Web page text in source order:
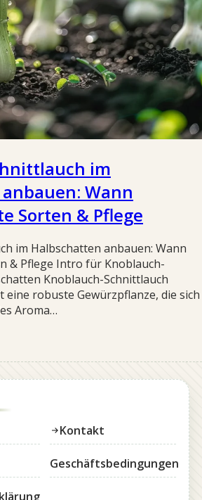
im
Wann
Sorten & Pflege
im Halbschatten anbauen: Wann
& Pflege Intro für Knoblauch-
Knoblauch-Schnittlauch
eine robuste Gewürzpflanze, die sich
Aroma…
Kontakt
Geschäftsbedingungen